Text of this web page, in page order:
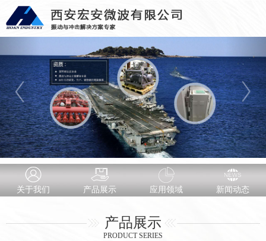
关于我们 产品展示 应用领域 新闻动态
产品展示
PRODUCT SERIES